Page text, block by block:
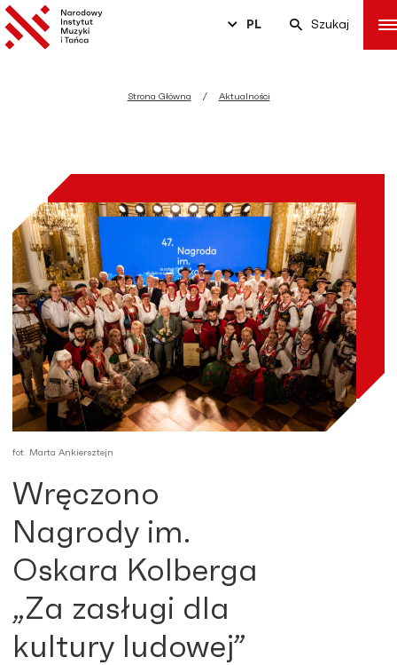
PL Szukaj
Strona Główna Aktualności
Wręczono
Nagrody im.
Oskara Kolberga
„Za zasługi dla
kultury ludowej”
fot. Marta Ankiersztejn